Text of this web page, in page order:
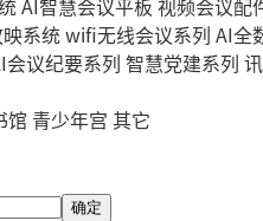
AI智慧会议平板 视频会议配
系统wifi无线会议系列 AI全
会议纪要系列 智慧党建系列
馆 青少年宫 其它
确定